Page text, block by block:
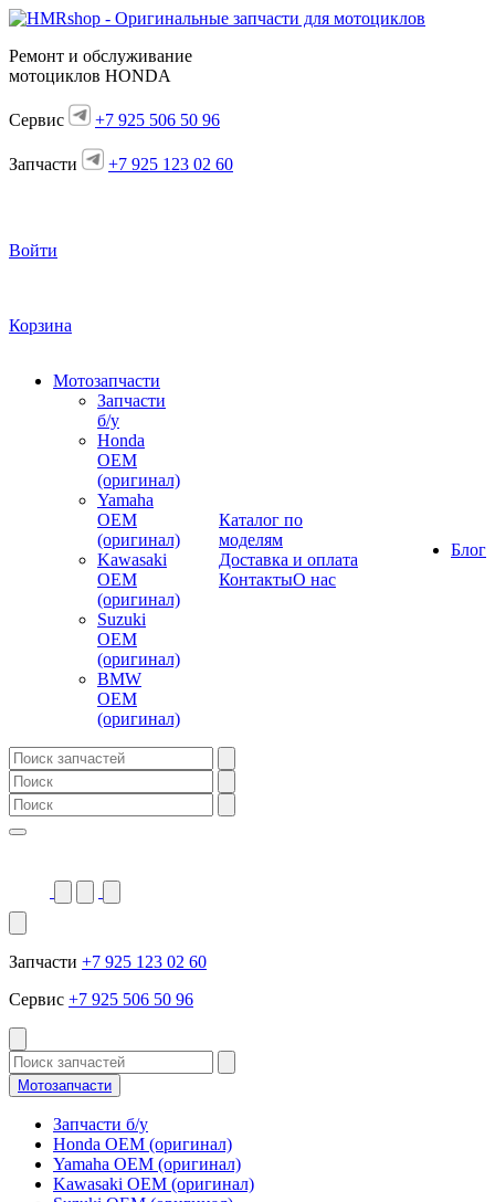
Ремонт и обслуживание
мотоциклов HONDA
Сервис +7 925 506 50 96
Запчасти +7 925 123 02 60
Войти
Корзина
Мотозапчасти
Запчасти
б/у
Honda
OEM
(оригинал)
Yamaha
OEM
(оригинал)
Kawasaki
OEM
(оригинал)
Suzuki
OEM
(оригинал)
BMW
OEM
(оригинал)
Каталог по
моделям
Доставка и оплата
КонтактыО нас
Блог
Запчасти +7 925 123 02 60
Сервис +7 925 506 50 96
Мотозапчасти
Запчасти б/у
Honda OEM (оригинал)
Yamaha OEM (оригинал)
Kawasaki OEM (оригинал)